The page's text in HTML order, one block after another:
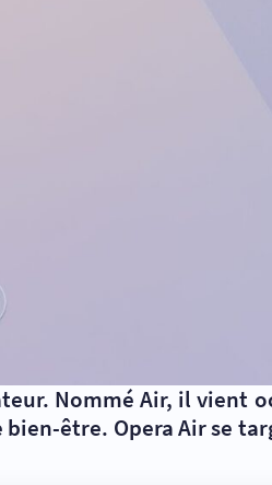
Nommé Air, il
être. Opera Air se